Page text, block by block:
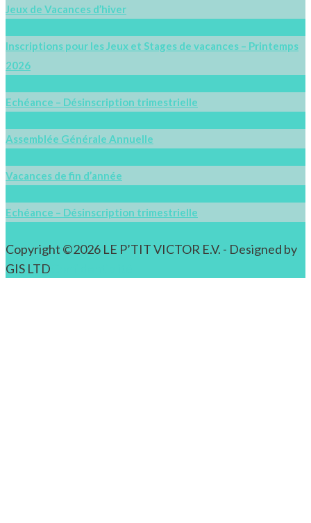
Jeux de Vacances d’hiver
Inscriptions pour les Jeux et Stages de vacances – Printemps
2026
Echéance – Désinscription trimestrielle
Assemblée Générale Annuelle
Vacances de fin d’année
Echéance – Désinscription trimestrielle
Copyright ©2026 LE P’TIT VICTOR E.V. - Designed by
GIS LTD